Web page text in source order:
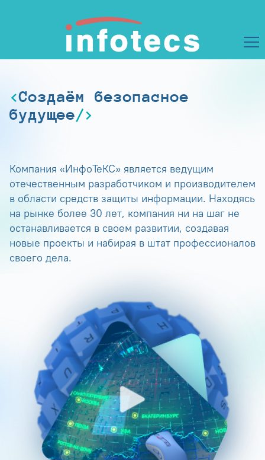
Создаём безопасное
будущее
Компания «ИнфоТеКС» является ведущим
отечественным разработчиком и производителем
в области средств защиты информации. Находясь
на рынке более 30 лет, компания ни на шаг не
останавливается в своем развитии, создавая
новые проекты и набирая в штат профессионалов
своего дела.